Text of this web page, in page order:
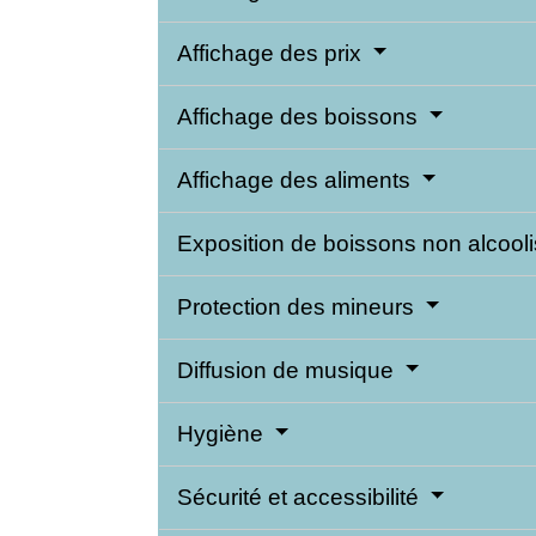
Affichage des prix
Affichage des boissons
Affichage des aliments
Exposition de boissons non
Protection des mineurs
Diffusion de musique
Hygiène
Sécurité et accessibilité